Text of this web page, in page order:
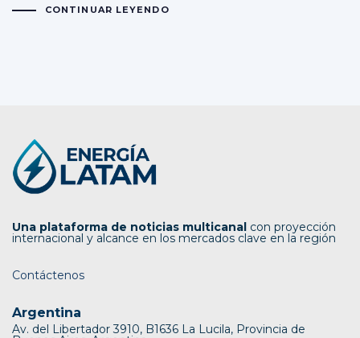
CONTINUAR LEYENDO
Una plataforma de noticias multicanal con proyección
internacional y alcance en los mercados clave en la región
Contáctenos
Argentina
Av. del Libertador 3910, B1636 La Lucila, Provincia de